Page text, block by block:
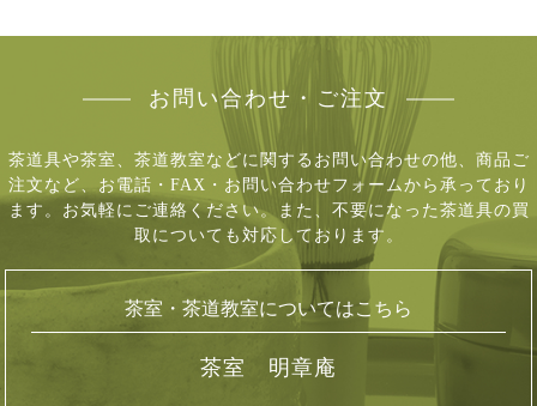
お問い合わせ・ご注文
茶道具や茶室、茶道教室などに関するお問い合わせの他、商品ご
注文など、 お電話・FAX・お問い合わせフォームから承っており
ます。お気軽にご連絡ください。 また、不要になった茶道具の買
取についても対応しております。
茶室・茶道教室についてはこちら
茶室 明章庵